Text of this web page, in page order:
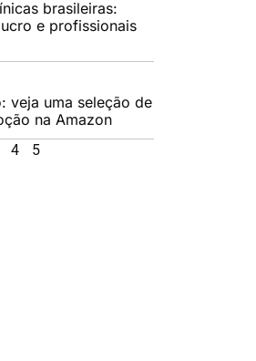
brasileiras:
e profissionais
veja uma seleção de
na Amazon
4 5